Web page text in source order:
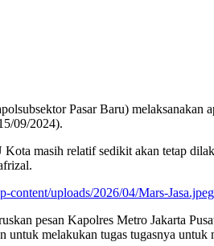
Pasar Baru) melaksanakan
09/2024).
masih relatif sedikit akan tetap
pesan Kapolres Metro Jakarta
untuk melakukan tugas tugasnya